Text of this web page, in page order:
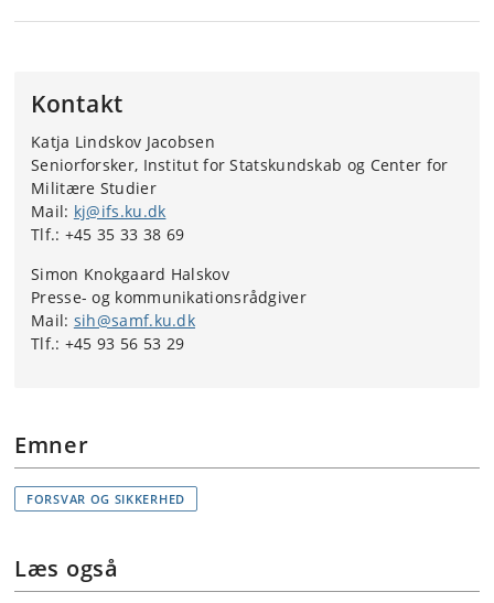
Kontakt
Katja Lindskov Jacobsen
Seniorforsker, Institut for Statskundskab og Center for
Militære Studier
Mail: kj@ifs.ku.dk
Tlf.: +45 35 33 38 69
Simon Knokgaard Halskov
Presse- og kommunikationsrådgiver
Mail: sih@samf.ku.dk
Tlf.: +45 93 56 53 29
Emner
FORSVAR OG SIKKERHED
Læs også